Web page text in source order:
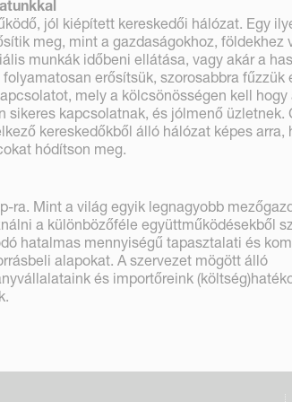
jól kiépített kereskedői hálózat. Egy
meg, mint a gazdaságokhoz, földekhez
munkák időbeni ellátása, vagy akár a
erősítsük, szorosabbra fűzzük
mely a kölcsönösségen kell hogy
sikeres kapcsolatnak, és jólmenő üzletnek.
kereskedőkből álló hálózat képes arra,
hódítson meg.
ra. Mint a világ egyik legnagyobb
a különbözőféle együttműködésekből
hatalmas mennyiségű tapasztalati és
alapokat. A szervezet mögött álló
és importőreink